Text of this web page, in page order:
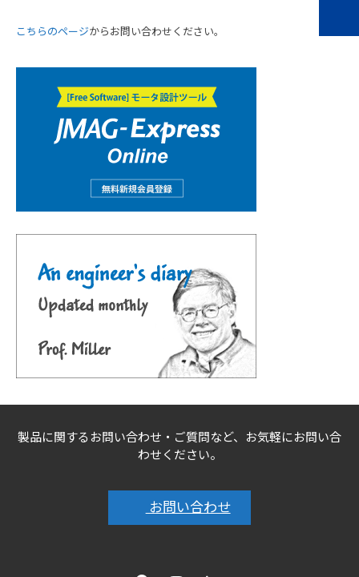
こちらのページからお問い合わせください。
製品に関するお問い合わせ・ご質問など、お気軽にお問い合
わせください。
お問い合わせ